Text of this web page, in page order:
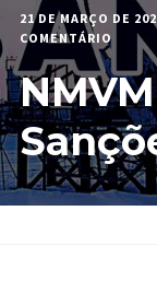
21 DE MARÇO DE
COMENTÁRIOEM
NMVM
#080
–